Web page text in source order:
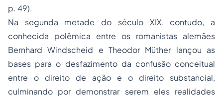
p. 49).
Na segunda metade do século XIX, contudo, a
conhecida polêmica entre os romanistas alemães
Bernhard Windscheid e Theodor Müther lançou as
bases para o desfazimento da confusão conceitual
entre o direito de ação e o direito substancial,
culminando por demonstrar serem eles realidades